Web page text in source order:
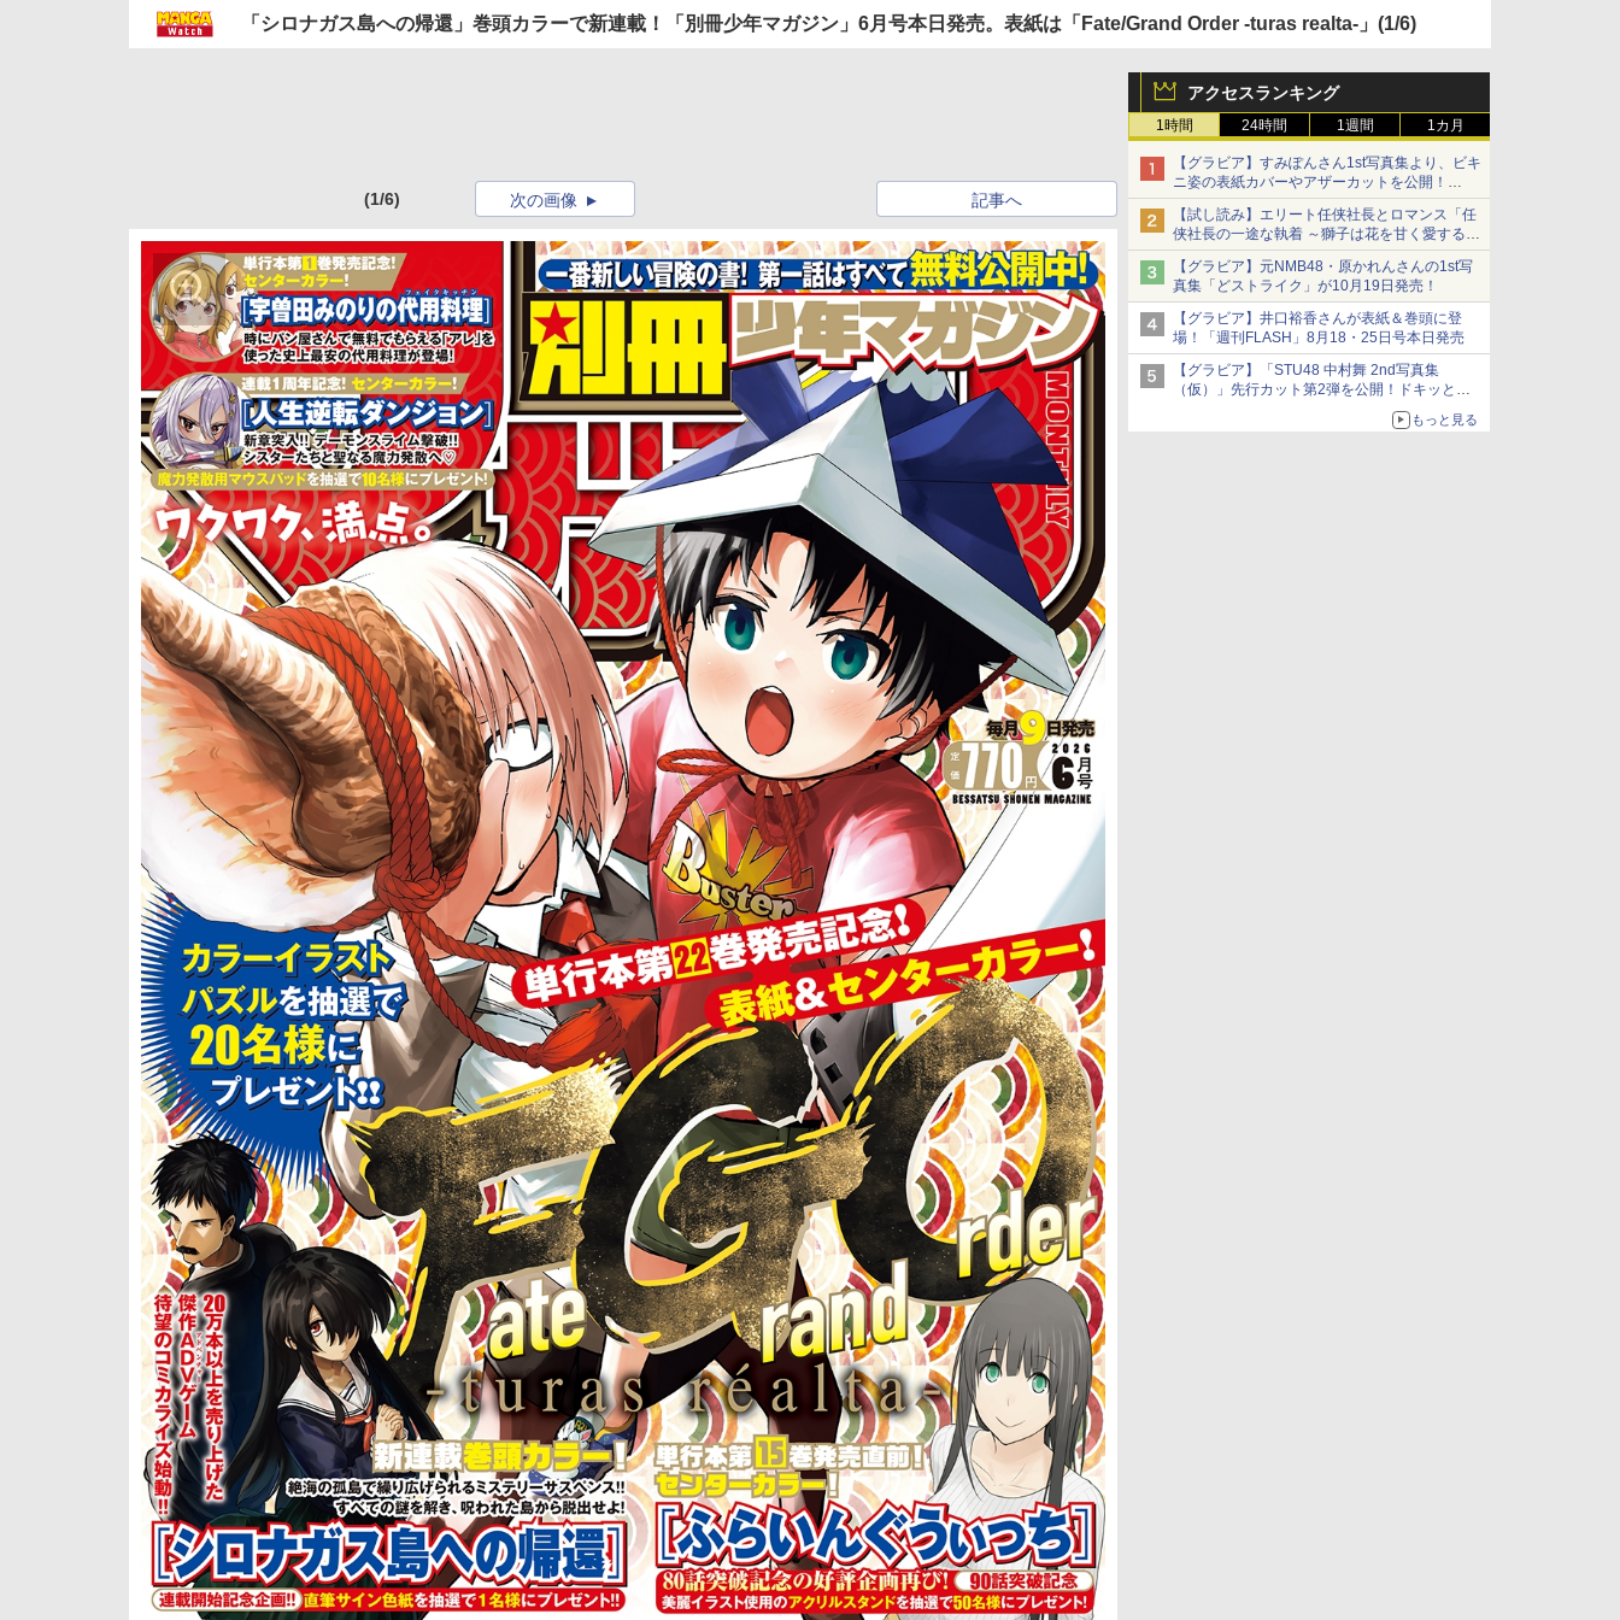
「シロナガス島への帰還」巻頭カラーで新連載！「別冊少年マガジン」6月号本日発売。表紙は「Fate/Grand Order -turas realta-」 (1/6)
アクセスランキング
1時間 24時間 1週間 1カ月
【グラビア】すみぽんさん1st写真集より、ビキ
ニ姿の表紙カバーやアザーカットを公開！
タイトルは「offcourt（オフコート）」に決定
【試し読み】エリート任侠社長とロマンス「任
侠社長の一途な執着 ～獅子は花を甘く愛する
～」をメチャコミで先行配信開始
【グラビア】元NMB48・原かれんさんの1st写
真集「どストライク」が10月19日発売！
【グラビア】井口裕香さんが表紙＆巻頭に登
場！「週刊FLASH」8月18・25日号本日発売
【グラビア】「STU48 中村舞 2nd写真集
（仮）」先行カット第2弾を公開！ドキッとす
るランジェリーカットなど新たな挑戦
もっと見る
(1/6) 次の画像 記事へ